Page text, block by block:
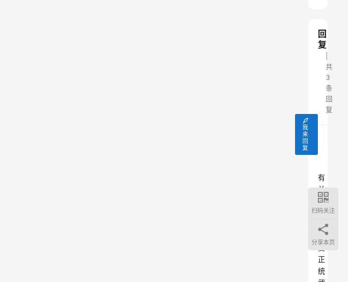
回
复
共
3
条
回
复
我
来
回
复
有
关
体
育
，
只
要
正
统
扫码关注
分享本页